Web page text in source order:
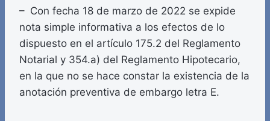
– Con fecha 18 de marzo de 2022 se expide
nota simple informativa a los efectos de lo
dispuesto en el artículo 175.2 del Reglamento
Notarial y 354.a) del Reglamento Hipotecario,
en la que no se hace constar la existencia de la
anotación preventiva de embargo letra E.